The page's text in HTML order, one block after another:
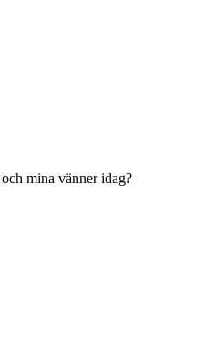
mina vänner idag?